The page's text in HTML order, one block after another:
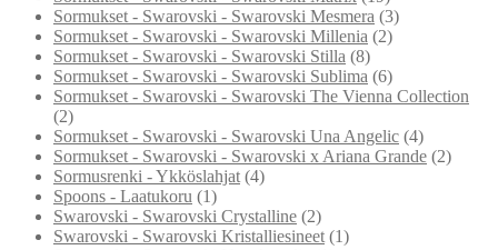
Sormukset - Swarovski - Swarovski Mesmera (3)
Sormukset - Swarovski - Swarovski Millenia (2)
Sormukset - Swarovski - Swarovski Stilla (8)
Sormukset - Swarovski - Swarovski Sublima (6)
Sormukset - Swarovski - Swarovski The Vienna Collection
(2)
Sormukset - Swarovski - Swarovski Una Angelic (4)
Sormukset - Swarovski - Swarovski x Ariana Grande (2)
Sormusrenki - Ykköslahjat (4)
Spoons - Laatukoru (1)
Swarovski - Swarovski Crystalline (2)
Swarovski - Swarovski Kristalliesineet (1)